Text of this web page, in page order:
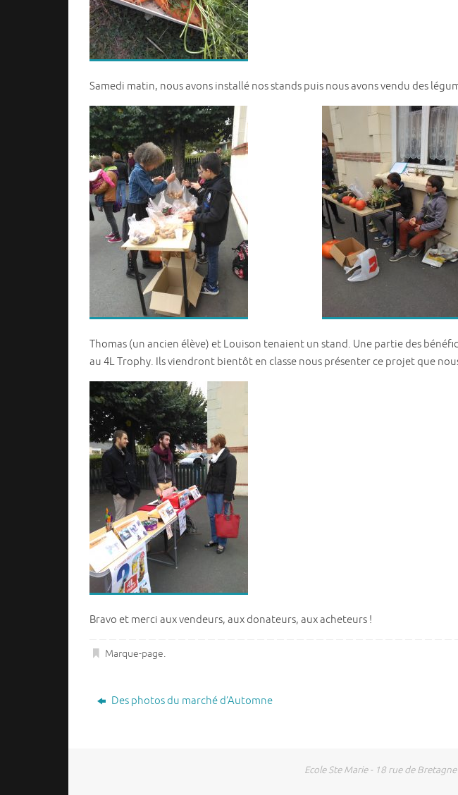
Samedi matin, nous avons installé nos stands puis nous avons vendu des
Thomas (un ancien élève) et Louison tenaient un stand. Une partie des
au 4L Trophy. Ils viendront bientôt en classe nous présenter ce projet que
Bravo et merci aux vendeurs, aux donateurs, aux acheteurs !
Marque-page.
Des photos du marché d’Automne
Ecole Ste Marie - 18 rue de